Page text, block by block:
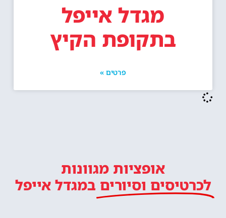
מגדל אייפל
בתקופת הקיץ
פרטים »
אופציות מגוונות
לכרטיסים וסיורים במגדל אייפל